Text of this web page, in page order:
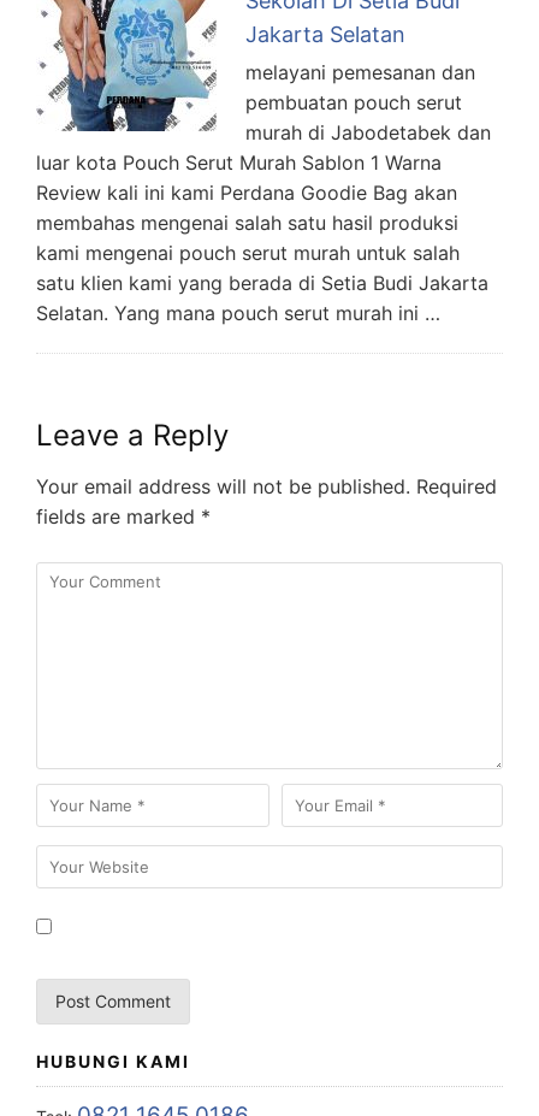
Jakarta Selatan
melayani pemesanan dan
pembuatan pouch serut
murah di Jabodetabek dan
luar kota Pouch Serut Murah Sablon 1 Warna
Review kali ini kami Perdana Goodie Bag akan
membahas mengenai salah satu hasil produksi
kami mengenai pouch serut murah untuk salah
satu klien kami yang berada di Setia Budi Jakarta
Selatan. Yang mana pouch serut murah ini …
Leave a Reply
Your email address will not be published. Required
fields are marked *
HUBUNGI KAMI